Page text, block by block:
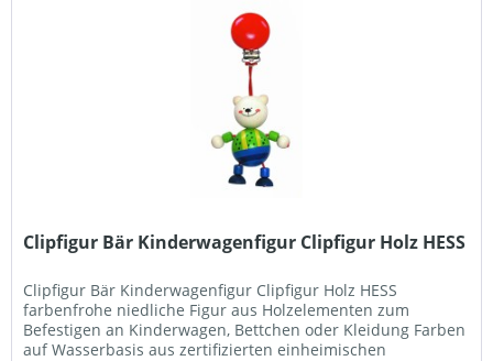
Clipfigur Bär Kinderwagenfigur Clipfigur Holz HESS
Clipfigur Bär Kinderwagenfigur Clipfigur Holz HESS
farbenfrohe niedliche Figur aus Holzelementen zum
Befestigen an Kinderwagen, Bettchen oder Kleidung Farben
auf Wasserbasis aus zertifizierten einheimischen